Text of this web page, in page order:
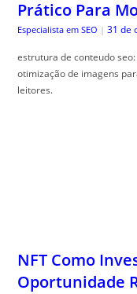
Prático Para
Especialista em SEO | 31 de
estrutura de conteudo
otimização de imagens
leitores.
NFT Como
Oportunidade